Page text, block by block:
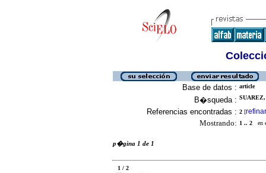
Base de datos : article
B�squeda :
Referencias encontradas : 2 [refinar
Mostrando: 1 .. 2 en
p�gina 1 de 1
1 / 2